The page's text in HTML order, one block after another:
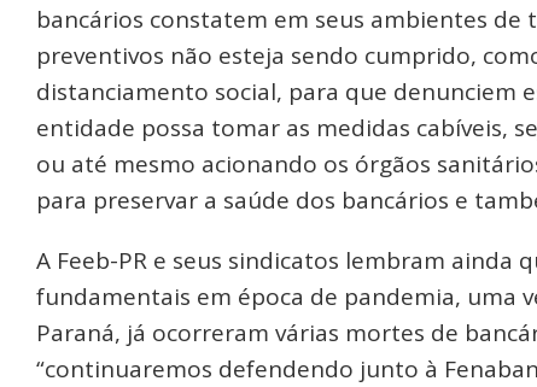
bancários constatem em seus ambientes
preventivos não esteja sendo cumprido,
distanciamento social, para que denunciem
entidade possa tomar as medidas cabíveis,
ou até mesmo acionando os órgãos
para preservar a saúde dos bancários e
A Feeb-PR e seus sindicatos lembram ainda
fundamentais em época de pandemia, uma
Paraná, já ocorreram várias mortes de
“continuaremos defendendo junto à